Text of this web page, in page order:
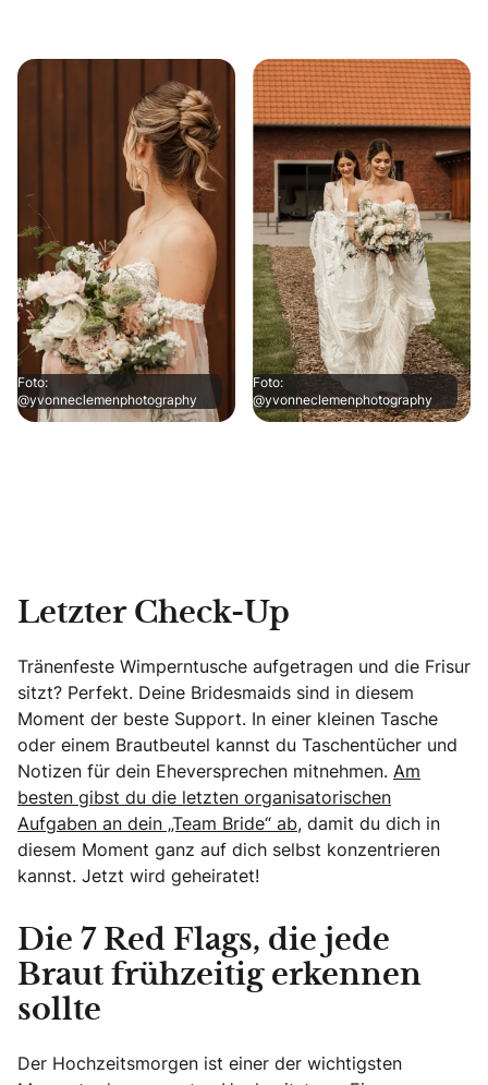
Foto:
@yvonneclemenphotography
Foto:
@yvonneclemenphotography
Letzter Check-Up
Tränenfeste Wimperntusche aufgetragen und die Frisur
sitzt? Perfekt. Deine Bridesmaids sind in diesem
Moment der beste Support. In einer kleinen Tasche
oder einem Brautbeutel kannst du Taschentücher und
Notizen für dein Eheversprechen mitnehmen. Am
besten gibst du die letzten organisatorischen
Aufgaben an dein „Team Bride“ ab, damit du dich in
diesem Moment ganz auf dich selbst konzentrieren
kannst. Jetzt wird geheiratet!
Die 7 Red Flags, die jede
Braut frühzeitig erkennen
sollte
Der Hochzeitsmorgen ist einer der wichtigsten